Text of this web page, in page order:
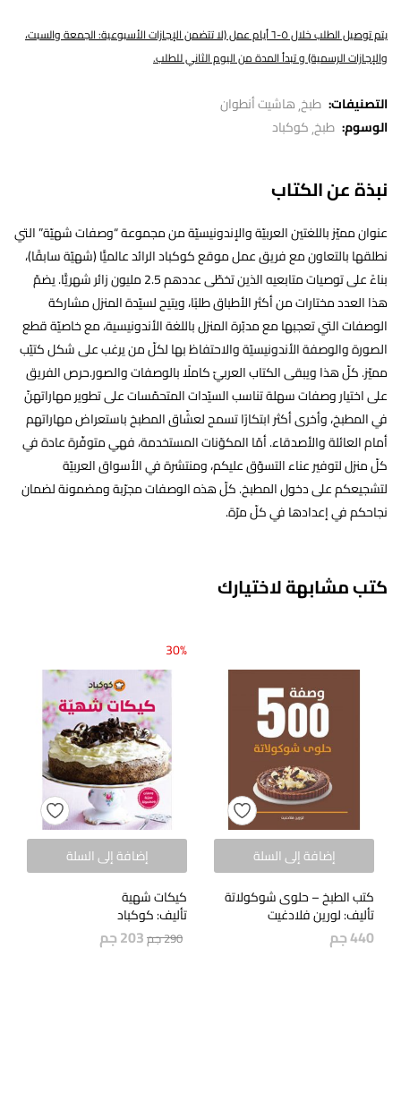
يتم توصيل الطلب خلال ٥-٦ أيام عمل (لا تتضمن الإجازات الأسبوعية: الجمعة والسبت،
والإجازات الرسمية) و تبدأ المدة من اليوم الثاني للطلب.
التصنيفات: طبخ هاشيت أنطوان
الوسوم: طبخ كوكباد
نبذة عن الكتاب
عنوان مميّز باللغتين العربيّة والإندونيسيّة من مجموعة “وصفات شهيّة” التي
نطلقها بالتعاون مع فريق عمل موقع كوكباد الرائد عالميًّا (شهيّة سابقًا)،
بناءً على توصيات متابعيه الذين تخطّى عددهم 2.5 مليون زائر شهريًّا. يضمّ
هذا العدد مختارات من أكثر الأطباق طلبًا، ويتيح لسيّدة المنزل مشاركة
الوصفات التي تعجبها مع مدبّرة المنزل باللغة الأندونيسية، مع خاصيّة قطع
الصورة والوصفة الأندونيسيّة والاحتفاظ بها لكلّ من يرغب على شكل كتيّب
مميّز. كلّ هذا ويبقى الكتاب العربيّ كاملًا بالوصفات والصور.حرص الفريق
على اختيار وصفات سهلة تناسب السيّدات المتحمّسات على تطوير مهاراتهنّ
في المطبخ، وأخرى أكثر ابتكارًا تسمح لعشّاق المطبخ باستعراض مهاراتهم
أمام العائلة والأصدقاء. أمّا المكوّنات المستخدمة، فهي متوفّرة عادة في
كلّ منزل لتوفير عناء التسوّق عليكم، ومنتشرة في الأسواق العربيّة
لتشجيعكم على دخول المطبخ. كلّ هذه الوصفات مجرّبة ومضمونة لضمان
نجاحكم في إعدادها في كلّ مرّة.
كتب مشابهة لاختيارك
إضافة إلى السلة
كتب الطبخ – حلوى شوكولاتة
تأليف: لورين فلادغيت
440جم
30%
إضافة إلى السلة
كيكات شهية
تأليف: كوكباد
290جم203جم